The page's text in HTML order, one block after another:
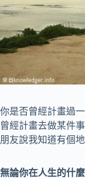
你是否曾經計畫過
曾經計畫去做某件
朋友說我知道有個
無論你在人生的什